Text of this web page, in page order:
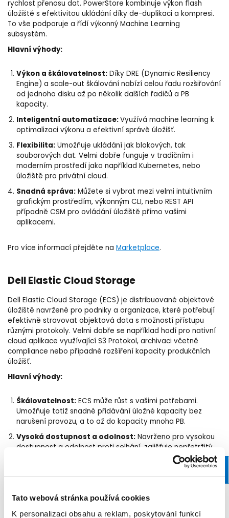
Tato webová stránka používá cookies
K personalizaci obsahu a reklam, poskytování funkcí
rychlost přenosu dat. PowerStore kombinuje výkon flash
úložiště s efektivitou ukládání díky de-duplikaci a kompresi.
To vše podporuje a řídí výkonný Machine Learning
subsystém.
Hlavní výhody:
Výkon a škálovatelnost:Díky DRE (Dynamic Resiliency
Engine) a scale-out škálování nabízí celou řadu rozšiřování
od jednoho disku až po několik dalších řadičů a PB
kapacity.
Inteligentní automatizace:Využívá machine learning k
optimalizaci výkonu a efektivní správě úložišť.
Flexibilita:Umožňuje ukládání jak blokových, tak
souborových dat. Velmi dobře funguje v tradičním i
moderním prostředí jako například Kubernetes, nebo
úložiště pro privátní cloud.
Snadná správa:Můžete si vybrat mezi velmi intuitivním
grafickým prostředím, výkonným CLI, nebo REST API
případně CSM pro ovládání úložiště přímo vašimi
aplikacemi.
Pro více informací přejděte na Marketplace.
Dell Elastic Cloud Storage
Dell Elastic Cloud Storage (ECS) je distribuované objektové
úložiště navržené pro podniky a organizace, které potřebují
efektivně stravovat objektová data s možností přístupu
různými protokoly. Velmi dobře se například hodí pro nativní
cloud aplikace využívající S3 Protokol, archivaci včetně
compliance nebo případné rozšíření kapacity produkčních
úložišť.
Hlavní výhody:
Škálovatelnost:ECS může růst s vašimi potřebami.
Umožňuje totiž snadné přidávání úložné kapacity bez
narušení provozu, a to až do kapacity mnoha PB.
Vysoká dostupnost a odolnost:Navrženo pro vysokou
dostupnost a odolnost proti selhání, zajišťuje nepřetržitý
přístup k datům i v případě výpadků hardware.
Flexibilita:Podporuje širokou škálu aplikačních rozhraní,
moderními i tradičními aplikacemi.
Efektivní správa dat:
Nabízí pokročilé funkce pro správu